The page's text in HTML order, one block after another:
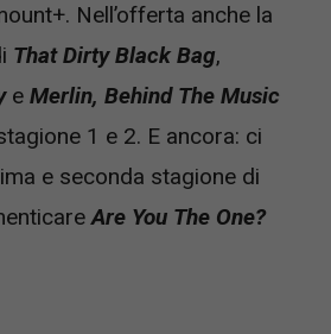
Nell’offerta anche la
That Dirty Black Bag,
e Merlin, Behind The Music
1 e 2. E ancora: ci
e seconda stagione di
Are You The One?